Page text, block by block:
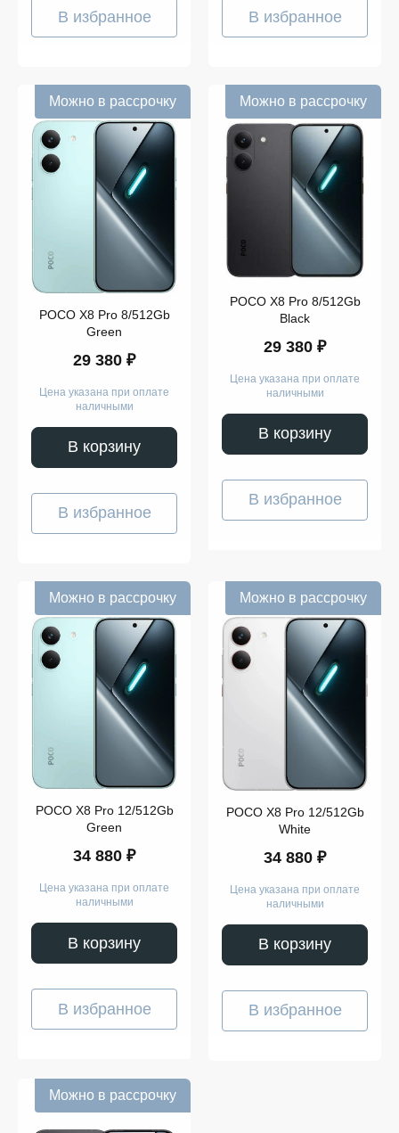
В избранное В избранное
Можно в рассрочку
POCO X8 Pro 8/512Gb
Green
29 380 ₽
Цена указана при оплате
наличными
В корзину
В избранное
Можно в рассрочку
POCO X8 Pro 8/512Gb
Black
29 380 ₽
Цена указана при оплате
наличными
В корзину
В избранное
Можно в рассрочку
POCO X8 Pro 12/512Gb
Green
34 880 ₽
Цена указана при оплате
наличными
В корзину
В избранное
Можно в рассрочку
POCO X8 Pro 12/512Gb
White
34 880 ₽
Цена указана при оплате
наличными
В корзину
В избранное
Можно в рассрочку